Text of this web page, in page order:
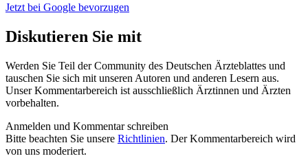
Jetzt bei Google bevorzugen
Diskutieren Sie mit
Werden Sie Teil der Community des Deutschen Ärzteblattes und
tauschen Sie sich mit unseren Autoren und anderen Lesern aus.
Unser Kommentarbereich ist ausschließlich Ärztinnen und Ärzten
vorbehalten.
Anmelden und Kommentar schreiben
Bitte beachten Sie unsere Richtlinien. Der Kommentarbereich wird
von uns moderiert.